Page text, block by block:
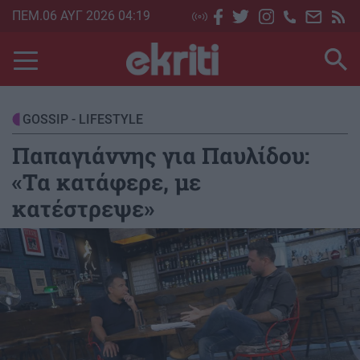
Skip
main
content
ΠΕΜ.06 ΑΥΓ 2026 04:19
GOSSIP - LIFESTYLE
Παπαγιάννης για Παυλίδου:
«Τα κατάφερε, με
κατέστρεψε»